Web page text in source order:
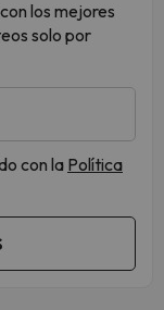
los mejores
solo por
con la Política